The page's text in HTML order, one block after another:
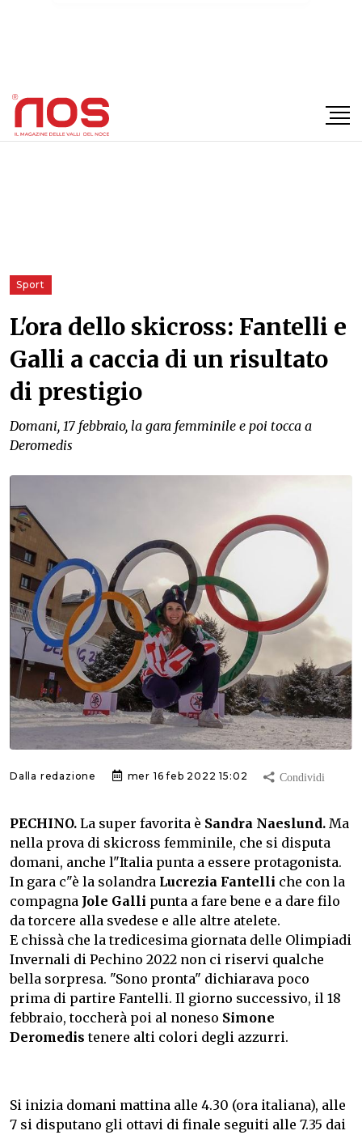
Sport
L'ora dello skicross: Fantelli e
Galli a caccia di un risultato
di prestigio
Domani, 17 febbraio, la gara femminile e poi tocca a
Deromedis
Dalla redazione mer 16 feb 2022 15:02
PECHINO. La super favorita è Sandra Naeslund. Ma
nella prova di skicross femminile, che si disputa
domani, anche l"Italia punta a essere protagonista.
In gara c"è la solandra Lucrezia Fantelli che con la
compagna Jole Galli punta a fare bene e a dare filo
da torcere alla svedese e alle altre atelete.
E chissà che la tredicesima giornata delle Olimpiadi
Invernali di Pechino 2022 non ci riservi qualche
bella sorpresa. "Sono pronta" dichiarava poco
prima di partire Fantelli. Il giorno successivo, il 18
febbraio, toccherà poi al noneso Simone
Deromedis tenere alti colori degli azzurri.
Si inizia domani mattina alle 4.30 (ora italiana), alle
7 si disputano gli ottavi di finale seguiti alle 7.35 dai